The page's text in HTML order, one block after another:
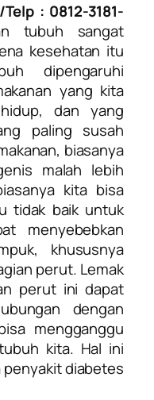
: 0812-3181-
tubuh sangat
kesehatan itu
dipengaruhi
yang kita
dan yang
paling susah
biasanya
malah lebih
kita bisa
tidak baik untuk
menyebebkan
khususnya
perut. Lemak
perut ini dapat
dengan
mengganggu
kita. Hal ini
diabetes